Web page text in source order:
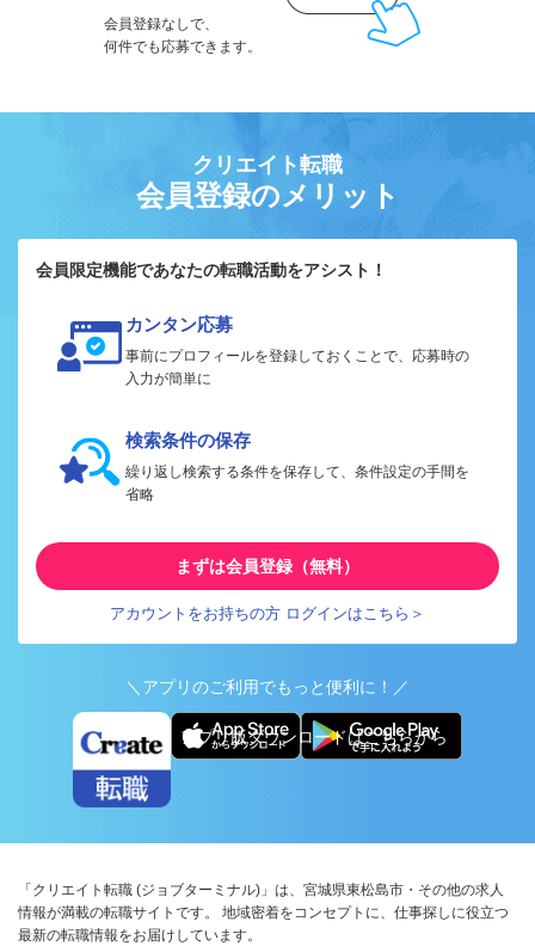
会員登録なしで、
何件でも応募できます。
クリエイト転職
会員登録のメリット
会員限定機能であなたの転職活動をアシスト！
カンタン応募
事前にプロフィールを登録しておくことで、応募時の
入力が簡単に
検索条件の保存
繰り返し検索する条件を保存して、条件設定の手間を
省略
まずは会員登録（無料）
アカウントをお持ちの方 ログインはこちら＞
＼アプリのご利用でもっと便利に！／
アプリ版ダウンロードはこちらから
「クリエイト転職 (ジョブターミナル)」は、宮城県東松島市・その他の求人
情報が満載の転職サイトです。 地域密着をコンセプトに、仕事探しに役立つ
最新の転職情報をお届けしています。